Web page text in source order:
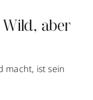
Wild, aber
macht, ist sein